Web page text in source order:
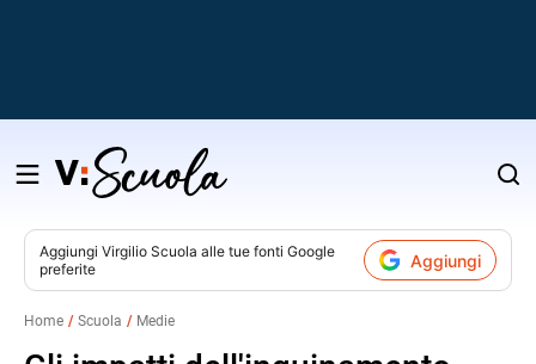
Salta
contenuto
Aggiungi Virgilio Scuola alle tue fonti Google
preferite
Aggiungi
Home Scuola Medie